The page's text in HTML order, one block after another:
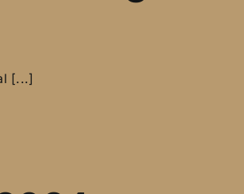
[...]